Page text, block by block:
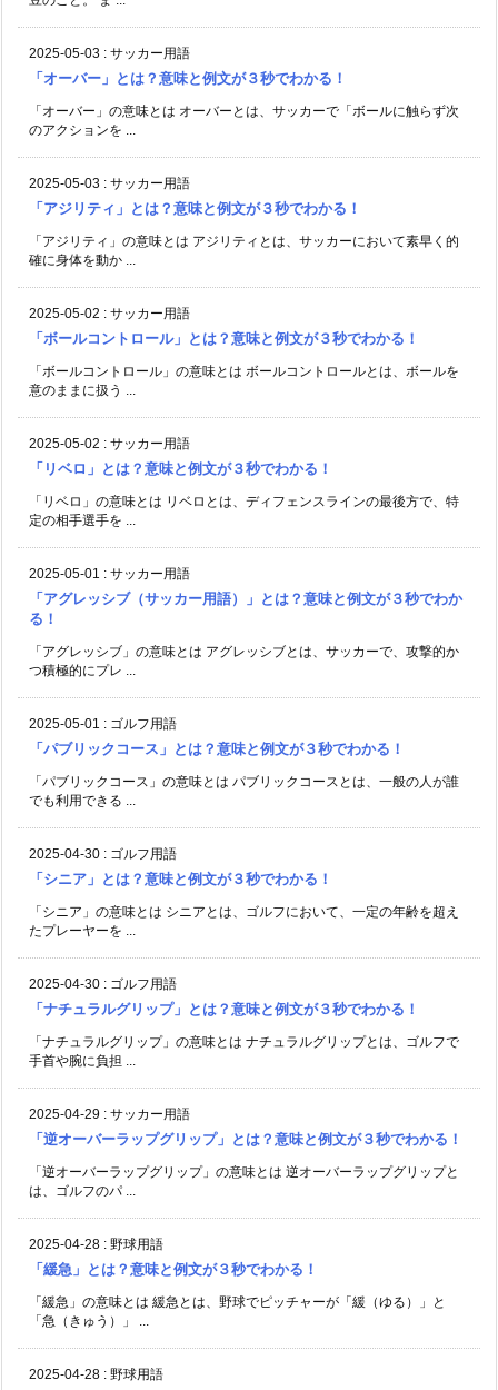
2025-05-03 : サッカー用語
「オーバー」とは？意味と例文が３秒でわかる！
「オーバー」の意味とは オーバーとは、サッカーで「ボールに触らず次
のアクションを ...
2025-05-03 : サッカー用語
「アジリティ」とは？意味と例文が３秒でわかる！
「アジリティ」の意味とは アジリティとは、サッカーにおいて素早く的
確に身体を動か ...
2025-05-02 : サッカー用語
「ボールコントロール」とは？意味と例文が３秒でわかる！
「ボールコントロール」の意味とは ボールコントロールとは、ボールを
意のままに扱う ...
2025-05-02 : サッカー用語
「リベロ」とは？意味と例文が３秒でわかる！
「リベロ」の意味とは リベロとは、ディフェンスラインの最後方で、特
定の相手選手を ...
2025-05-01 : サッカー用語
「アグレッシブ（サッカー用語）」とは？意味と例文が３秒でわか
る！
「アグレッシブ」の意味とは アグレッシブとは、サッカーで、攻撃的か
つ積極的にプレ ...
2025-05-01 : ゴルフ用語
「パブリックコース」とは？意味と例文が３秒でわかる！
「パブリックコース」の意味とは パブリックコースとは、一般の人が誰
でも利用できる ...
2025-04-30 : ゴルフ用語
「シニア」とは？意味と例文が３秒でわかる！
「シニア」の意味とは シニアとは、ゴルフにおいて、一定の年齢を超え
たプレーヤーを ...
2025-04-30 : ゴルフ用語
「ナチュラルグリップ」とは？意味と例文が３秒でわかる！
「ナチュラルグリップ」の意味とは ナチュラルグリップとは、ゴルフで
手首や腕に負担 ...
2025-04-29 : サッカー用語
「逆オーバーラップグリップ」とは？意味と例文が３秒でわかる！
「逆オーバーラップグリップ」の意味とは 逆オーバーラップグリップと
は、ゴルフのパ ...
2025-04-28 : 野球用語
「緩急」とは？意味と例文が３秒でわかる！
「緩急」の意味とは 緩急とは、野球でピッチャーが「緩（ゆる）」と
「急（きゅう）」 ...
2025-04-28 : 野球用語